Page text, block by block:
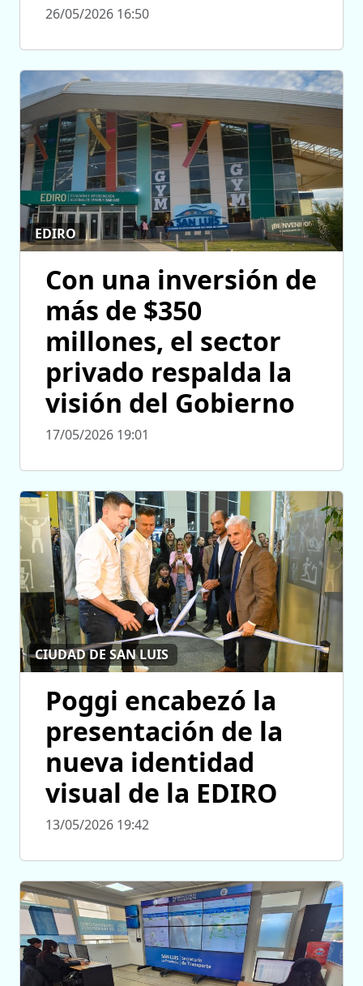
26/05/2026 16:50
EDIRO
Con una inversión de
más de $350
millones, el sector
privado respalda la
visión del Gobierno
17/05/2026 19:01
CIUDAD DE SAN LUIS
Poggi encabezó la
presentación de la
nueva identidad
visual de la EDIRO
13/05/2026 19:42